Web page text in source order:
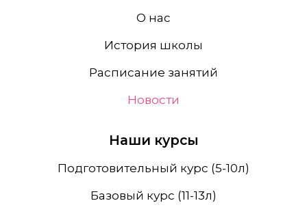
О нас
История школы
Расписание занятий
Новости
Наши курсы
Подготовительный курс (5-10л)
Базовый курс (11-13л)